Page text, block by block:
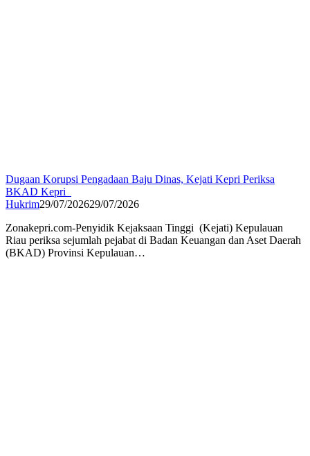
Dugaan Korupsi Pengadaan Baju Dinas, Kejati Kepri Periksa
BKAD Kepri
Hukrim29/07/202629/07/2026
Zonakepri.com-‎Penyidik Kejaksaan Tinggi (Kejati) Kepulauan
Riau periksa sejumlah pejabat di Badan Keuangan dan Aset Daerah
(BKAD) Provinsi Kepulauan…